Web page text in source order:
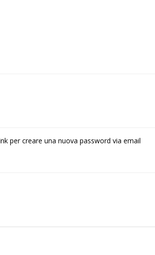
per creare una nuova password via email